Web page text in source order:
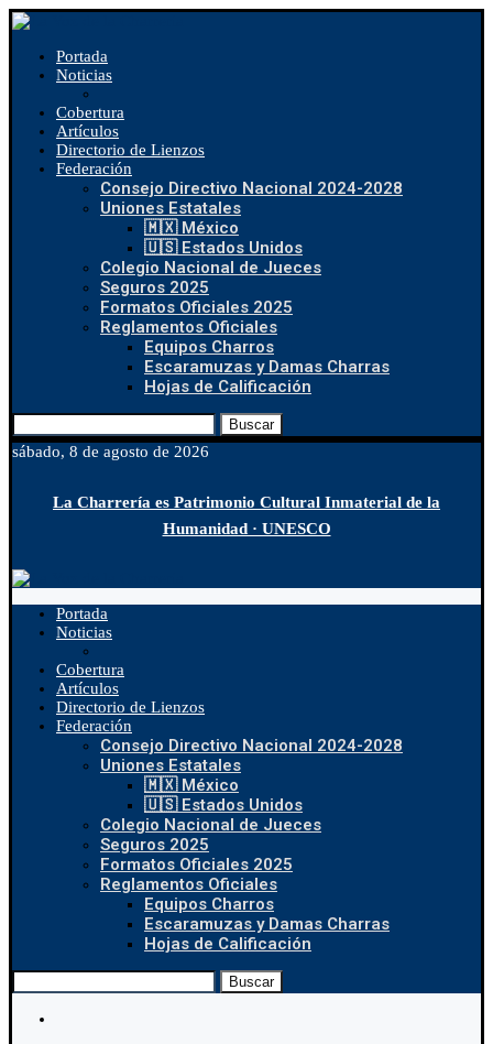
Portada
Noticias
Cobertura
Artículos
Directorio de Lienzos
Federación
Consejo Directivo Nacional 2024-2028
Uniones Estatales
🇲🇽 México
🇺🇸 Estados Unidos
Colegio Nacional de Jueces
Seguros 2025
Formatos Oficiales 2025
Reglamentos Oficiales
Equipos Charros
Escaramuzas y Damas Charras
Hojas de Calificación
Buscar
sábado, 8 de agosto de 2026
La Charrería es Patrimonio Cultural Inmaterial de la
Humanidad · UNESCO
Portada
Noticias
Cobertura
Artículos
Directorio de Lienzos
Federación
Consejo Directivo Nacional 2024-2028
Uniones Estatales
🇲🇽 México
🇺🇸 Estados Unidos
Colegio Nacional de Jueces
Seguros 2025
Formatos Oficiales 2025
Reglamentos Oficiales
Equipos Charros
Escaramuzas y Damas Charras
Hojas de Calificación
Buscar